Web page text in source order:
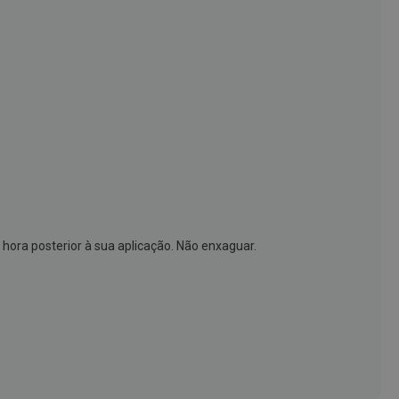
posterior à sua aplicação. Não enxaguar.